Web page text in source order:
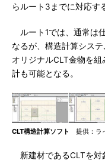
らルート3までに対応す
ルート1では、通常は
なるが、構造計算シス
オリジナルCLT金物を
計も可能となる。
CLT構造計算ソフト 提供：ラ
新建材であるCLTを対